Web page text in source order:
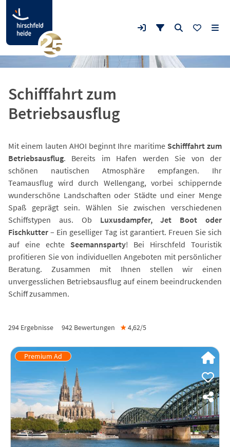
Schifffahrt zum
Betriebsausflug
Mit einem lauten AHOI beginnt Ihre maritime Schifffahrt zum
Betriebsausflug. Bereits im Hafen werden Sie von der
schönen nautischen Atmosphäre empfangen. Ihr
Teamausflug wird durch Wellengang, vorbei schippernde
wunderschöne Landschaften oder Städte und einer Menge
Spaß geprägt sein. Wählen Sie zwischen verschiedenen
Schiffstypen aus. Ob Luxusdampfer, Jet Boot oder
Fischkutter – Ein geselliger Tag ist garantiert. Freuen Sie sich
auf eine echte Seemannsparty! Bei Hirschfeld Touristik
profitieren Sie von individuellen Angeboten mit persönlicher
Beratung. Zusammen mit Ihnen stellen wir einen
unvergesslichen Betriebsausflug auf einem beeindruckenden
Schiff zusammen.
294 Ergebnisse 942 Bewertungen ★4,62/5